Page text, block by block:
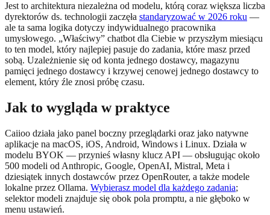
Jest to architektura niezależna od modelu, którą coraz większa liczba
dyrektorów ds. technologii zaczęła standaryzować w 2026 roku —
ale ta sama logika dotyczy indywidualnego pracownika
umysłowego. „Właściwy” chatbot dla Ciebie w przyszłym miesiącu
to ten model, który najlepiej pasuje do zadania, które masz przed
sobą. Uzależnienie się od konta jednego dostawcy, magazynu
pamięci jednego dostawcy i krzywej cenowej jednego dostawcy to
element, który źle znosi próbę czasu.
Jak to wygląda w praktyce
Caiioo działa jako panel boczny przeglądarki oraz jako natywne
aplikacje na macOS, iOS, Android, Windows i Linux. Działa w
modelu BYOK — przynieś własny klucz API — obsługując około
500 modeli od Anthropic, Google, OpenAI, Mistral, Meta i
dziesiątek innych dostawców przez OpenRouter, a także modele
lokalne przez Ollama. Wybierasz model dla każdego zadania;
selektor modeli znajduje się obok pola promptu, a nie głęboko w
menu ustawień.